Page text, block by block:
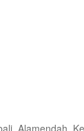
Alamendah,